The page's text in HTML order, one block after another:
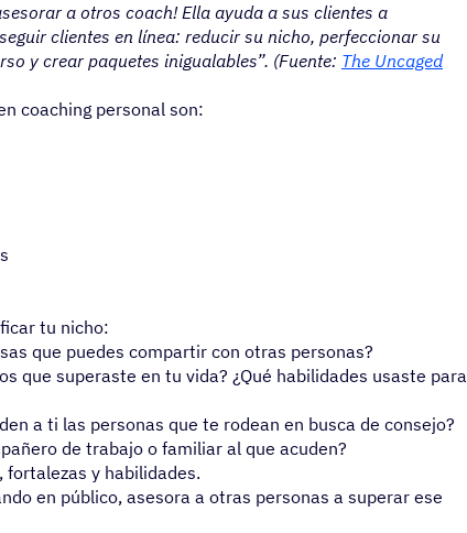
a otros coach! Ella ayuda a sus clientes a
clientes en línea: reducir su nicho, perfeccionar su
y crear paquetes inigualables”. (Fuente: The Uncaged
coaching personal son:
tu nicho:
que puedes compartir con otras personas?
que superaste en tu vida? ¿Qué habilidades usaste para
a ti las personas que te rodean en busca de consejo?
de trabajo o familiar al que acuden?
fortalezas y habilidades.
en público, asesora a otras personas a superar ese